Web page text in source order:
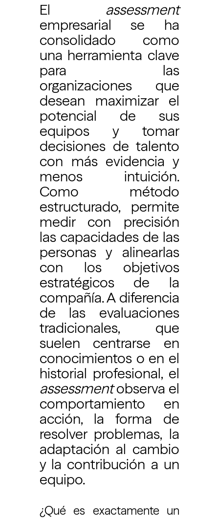
El assessment
empresarial se ha
consolidado como
una herramienta clave
para las
organizaciones que
desean maximizar el
potencial de sus
equipos y tomar
decisiones de talento
con más evidencia y
menos intuición.
Como método
estructurado, permite
medir con precisión
las capacidades de las
personas y alinearlas
con los objetivos
estratégicos de la
compañía. A diferencia
de las evaluaciones
tradicionales, que
suelen centrarse en
conocimientos o en el
historial profesional, el
assessmentobserva el
comportamiento en
acción, la forma de
resolver problemas, la
adaptación al cambio
y la contribución a un
equipo.
¿Qué es exactamente un